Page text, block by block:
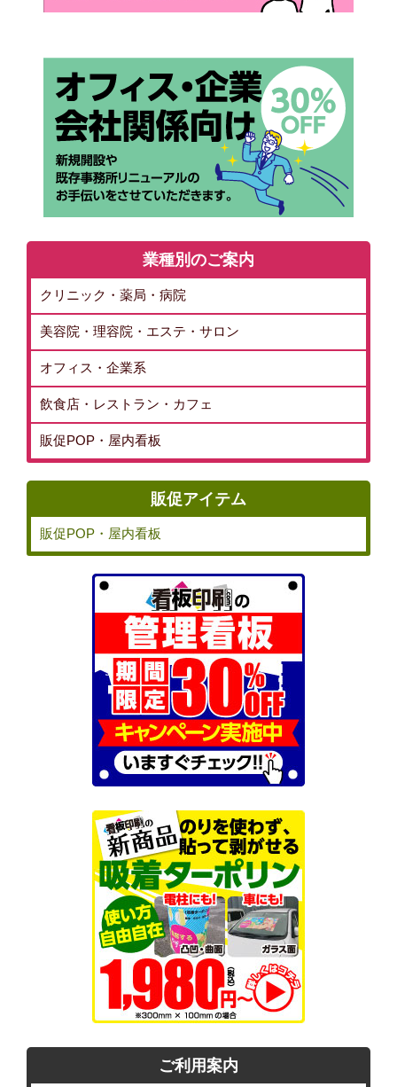
業種別のご案内
クリニック・薬局・病院
美容院・理容院・エステ・サロン
オフィス・企業系
飲食店・レストラン・カフェ
販促POP・屋内看板
販促アイテム
販促POP・屋内看板
ご利用案内